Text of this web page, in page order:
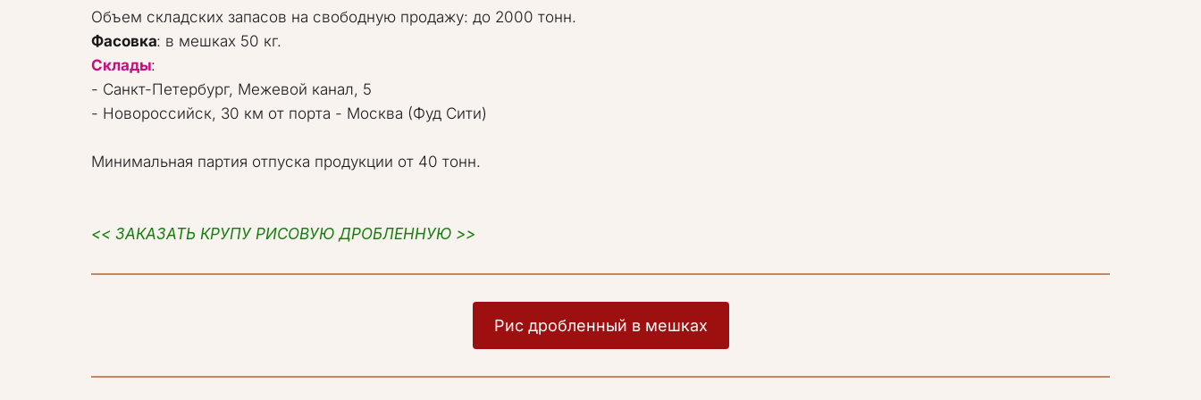
Фасовка
Склады:
- Санкт-Петербург, Межевой канал, 5
- Новороссийск, 30 км от порта - Москва (Фуд Сити)
Минимальная партия отпуска продукции от 40 тонн.
<< ЗАКАЗАТЬ КРУПУ РИСОВУЮ ДРОБЛЕННУЮ >>
Рис дробленный в мешках